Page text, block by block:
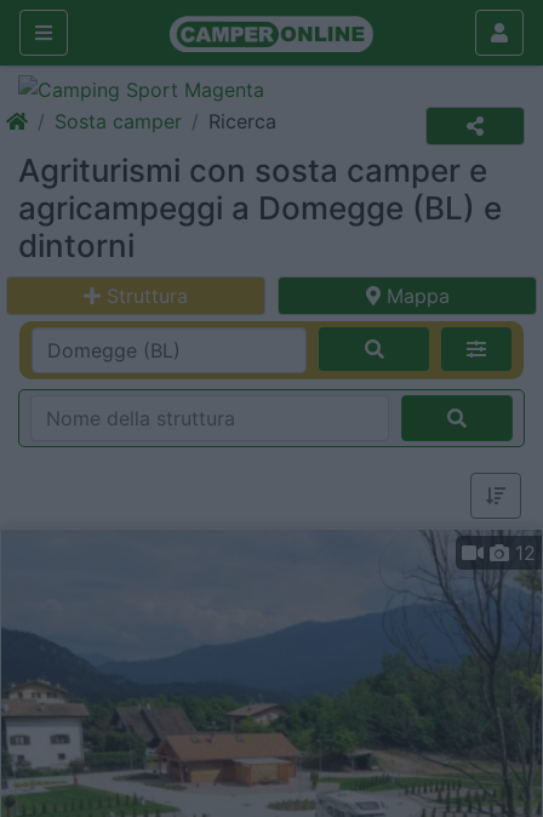
Sosta camper Ricerca
Agriturismi con sosta camper e
agricampeggi a Domegge (BL) e
dintorni
Struttura Mappa
12